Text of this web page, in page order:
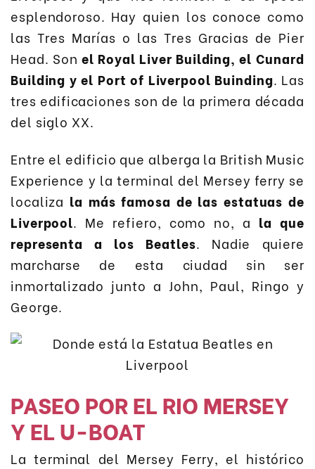
esplendoroso. Hay quien los conoce como
las Tres Marías o las Tres Gracias de Pier
Head. Son el Royal Liver Building, el Cunard
Building y el Port of Liverpool Buinding. Las
tres edificaciones son de la primera década
del siglo XX.
Entre el edificio que alberga la British Music
Experience y la terminal del Mersey ferry se
localiza la más famosa de las estatuas de
Liverpool. Me refiero, como no, a la que
representa a los Beatles. Nadie quiere
marcharse de esta ciudad sin ser
inmortalizado junto a John, Paul, Ringo y
George.
PASEO POR EL RIO MERSEY
Y EL U-BOAT
La terminal del Mersey Ferry, el histórico